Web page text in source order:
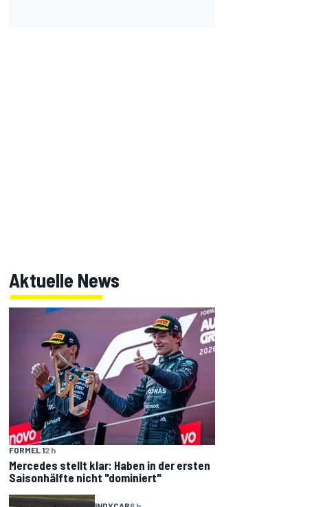
Aktuelle News
FORMEL 12 h
Mercedes stellt klar: Haben in der ersten
Saisonhälfte nicht "dominiert"